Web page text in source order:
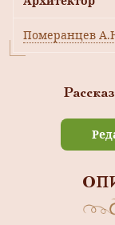
Померанцев